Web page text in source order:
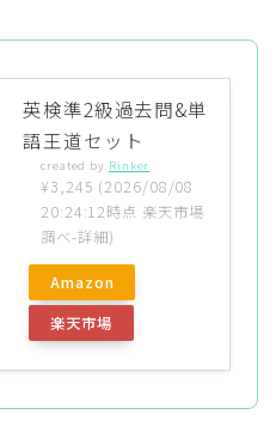
英検準2級過去問&単
語王道セット
created by Rinker
¥3,245 (2026/08/08
20:24:12時点 楽天市場
調べ-詳細)
Amazon
楽天市場